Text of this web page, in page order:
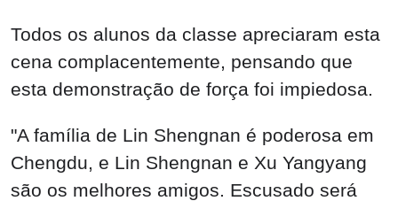
Todos os alunos da classe apreciaram esta
cena complacentemente, pensando que
esta demonstração de força foi impiedosa.
"A família de Lin Shengnan é poderosa em
Chengdu, e Lin Shengnan e Xu Yangyang
são os melhores amigos. Escusado será